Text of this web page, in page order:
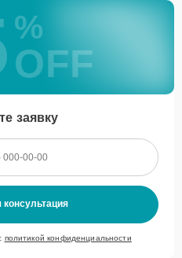
%
OFF
заявку
консультация
политикой конфиденциальности